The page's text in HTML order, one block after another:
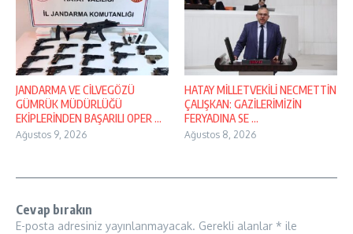
JANDARMA VE CİLVEGÖZÜ
GÜMRÜK MÜDÜRLÜĞÜ
EKİPLERİNDEN BAŞARILI OPER ...
Ağustos 9, 2026
HATAY MİLLETVEKİLİ NECMETTİN
ÇALIŞKAN: GAZİLERİMİZİN
FERYADINA SE ...
Ağustos 8, 2026
Cevap bırakın
E-posta adresiniz yayınlanmayacak. Gerekli alanlar * ile